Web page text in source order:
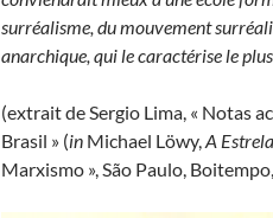
surréalisme, du mouvement
anarchique, qui le caractérise le plus
(extrait de Sergio Lima, « Notas
Brasil » (in Michael Löwy,A
Marxismo », São Paulo,